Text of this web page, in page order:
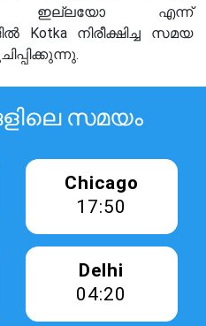
ഇല്ലയോ എന്ന്
Kotka നിരീക്ഷിച്ച സമയ
സമയം
Chicago
17:50
Delhi
04:20